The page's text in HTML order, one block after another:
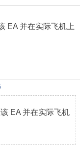
EA 并在实际飞机上
EA 并在实际飞机